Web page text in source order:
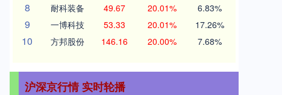
8 耐科装备 49.67 20.01% 6.83%
9 一博科技 53.33 20.01% 17.26%
10 方邦股份 146.16 20.00% 7.68%
沪深京行情 实时轮播